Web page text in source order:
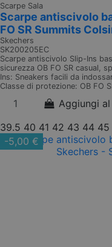
Scarpe Sala
Scarpe antiscivolo
FO SR Summits
Skechers
SK200205EC
Scarpe antiscivolo Slip-Ins
sicurezza OB FO SR casual,
Ins: Sneakers facili da
Classe di protezione: OB FO
Aggiungi
39.5 40 41 42 43 44 45
-5,00 €